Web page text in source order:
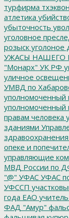
турфирма
атлетика
убыточность
уголовное
розыск уголоное
УЖАСЫ НАШЕГО
"Монарх" УК РФ
уличное
УМВД по
уполномоченный
уполномоченный
правам человека
зданиями
здравоохранения
опеке и
управляющие
МВД России по
"@" УФАС УФАС
УФССП
года ЕАО
ФАД "Амур"